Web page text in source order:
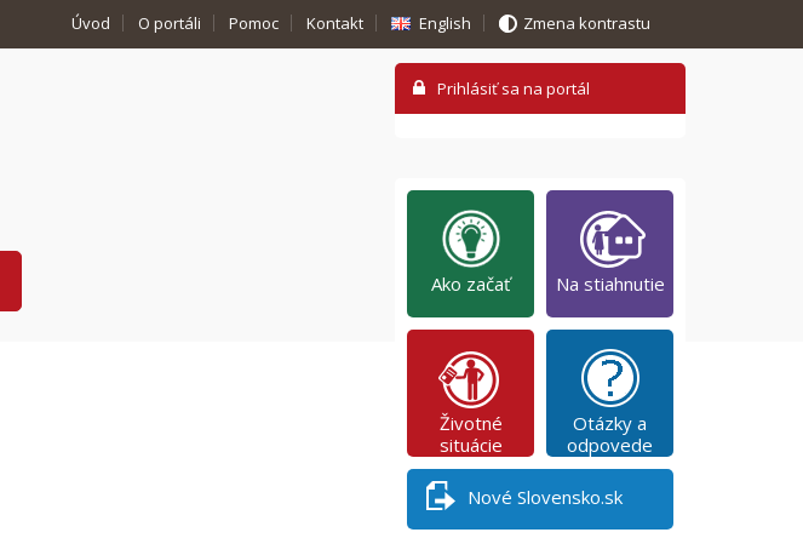
Úvod O portáli Pomoc Kontakt English Zmena kontrastu
Ako začať Na stiahnutie
Životné
situácie
Otázky a
odpovede
Nové Slovensko.sk